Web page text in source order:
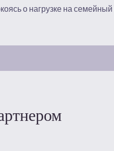
о нагрузке на